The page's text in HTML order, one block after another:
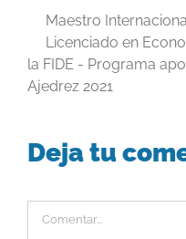
Maestro
Licenciado en
la FIDE - Programa
Ajedrez 2021
Deja tu